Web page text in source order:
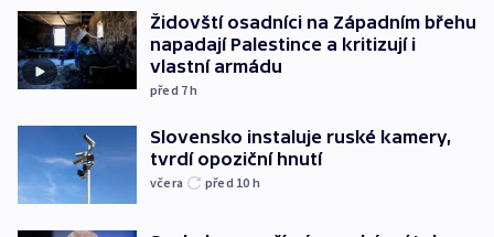
Židovští osadníci na Západním břehu
napadají Palestince a kritizují i
vlastní armádu
před 7h
Slovensko instaluje ruské kamery,
tvrdí opoziční hnutí
včera před 10 h